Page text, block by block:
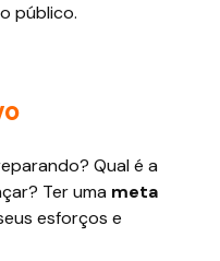
público.
Qual é a
Ter uma meta
esforços e